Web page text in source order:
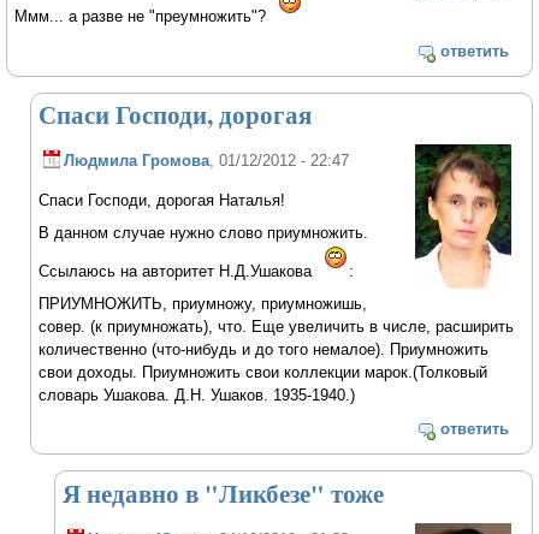
Ммм... а разве не "преумножить"?
ответить
Спаси Господи, дорогая
Людмила Громова, 01/12/2012 - 22:47
Спаси Господи, дорогая Наталья!
В данном случае нужно слово приумножить.
Ссылаюсь на авторитет Н.Д.Ушакова
:
ПРИУМНОЖИТЬ, приумножу, приумножишь,
совер. (к приумножать), что. Еще увеличить в числе, расширить
количественно (что-нибудь и до того немалое). Приумножить
свои доходы. Приумножить свои коллекции марок.(Толковый
словарь Ушакова. Д.Н. Ушаков. 1935-1940.)
ответить
Я недавно в "Ликбезе" тоже